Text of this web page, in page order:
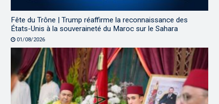
Fête du Trône | Trump réaffirme la reconnaissance des
États-Unis à la souveraineté du Maroc sur le Sahara
01/08/2026